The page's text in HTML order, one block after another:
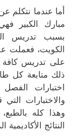
أما عندما نتكلم
مبارك الكبير
بسبب تدريس
الكويت، فعملت
على تدريس كافة
ذلك متابعة كل
اختبارات
والاختبارات
وهذا كله
النتائج الأكاديمية